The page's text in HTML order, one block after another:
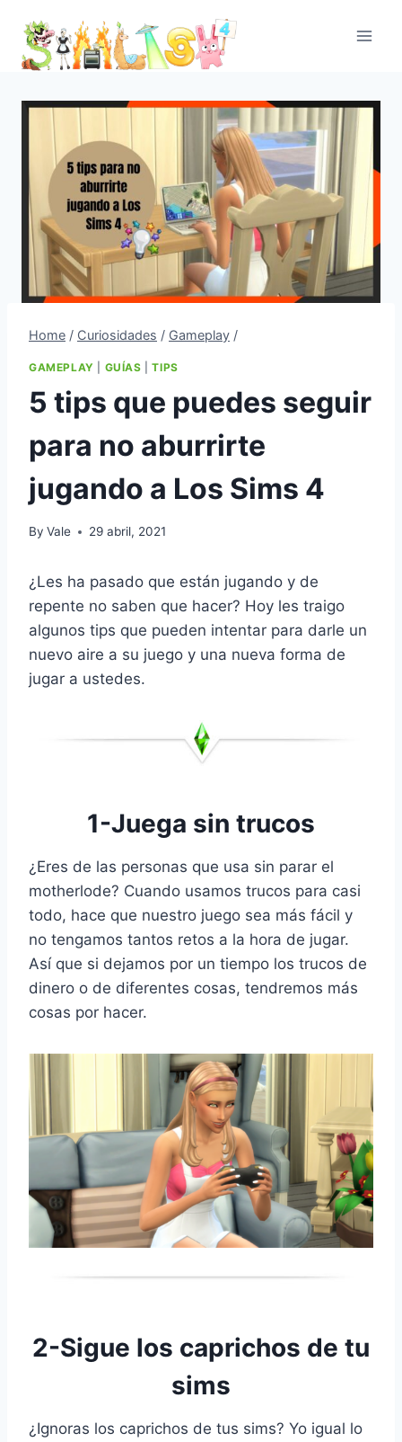
content
Home / Curiosidades / Gameplay /
GAMEPLAY GUÍAS |TIPS
5 tips que puedes seguir
para no aburrirte
jugando a Los Sims 4
By Vale 29 abril, 2021
¿Les ha pasado que están jugando y de
repente no saben que hacer? Hoy les traigo
algunos tips que pueden intentar para darle un
nuevo aire a su juego y una nueva forma de
jugar a ustedes.
1-Juega sin trucos
¿Eres de las personas que usa sin parar el
motherlode? Cuando usamos trucos para casi
todo, hace que nuestro juego sea más fácil y
no tengamos tantos retos a la hora de jugar.
Así que si dejamos por un tiempo los trucos de
dinero o de diferentes cosas, tendremos más
cosas por hacer.
2-Sigue los caprichos de tu
sims
¿Ignoras los caprichos de tus sims? Yo igual lo